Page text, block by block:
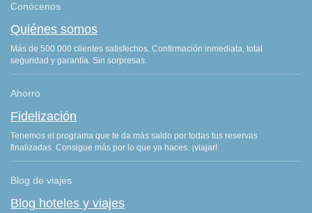
Conócenos
Quiénes somos
Más de 500.000 clientes satisfechos. Confirmación inmediata, total
seguridad y garantía. Sin sorpresas.
Ahorro
Fidelización
Tenemos el programa que te da más saldo por todas tus reservas
finalizadas. Consigue más por lo que ya haces: ¡viajar!
Blog de viajes
Blog hoteles y viajes